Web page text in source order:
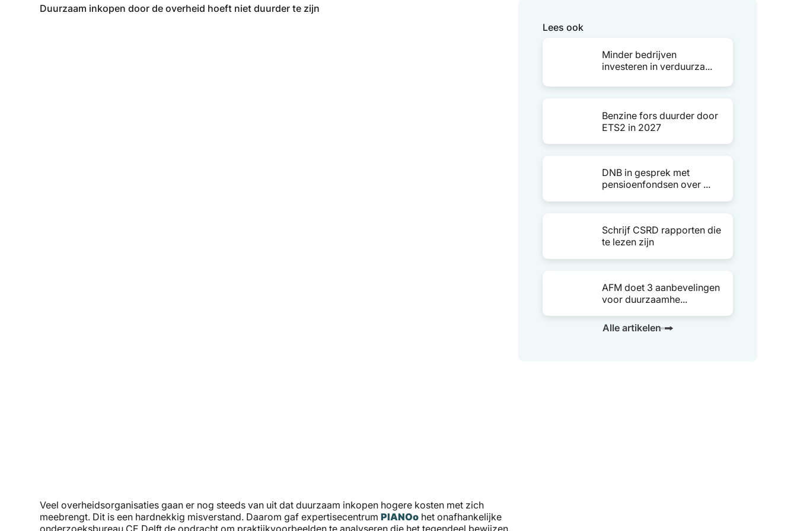
Duurzaam inkopen door de overheid hoeft niet duurder te zijn
Veel overheidsorganisaties gaan er nog steeds van uit dat duurzaam inkopen hogere kosten met zich
meebrengt. Dit is een hardnekkig misverstand. Daarom gaf expertisecentrumPIANOo het onafhankelijke
Lees ook
Minder bedrijven
investeren in verduurza...
Benzine fors duurder door
ETS2 in 2027
DNB in gesprek met
pensioenfondsen over ...
Schrijf CSRD rapporten die
te lezen zijn
AFM doet 3 aanbevelingen
voor duurzaamhe...
Alle artikelen